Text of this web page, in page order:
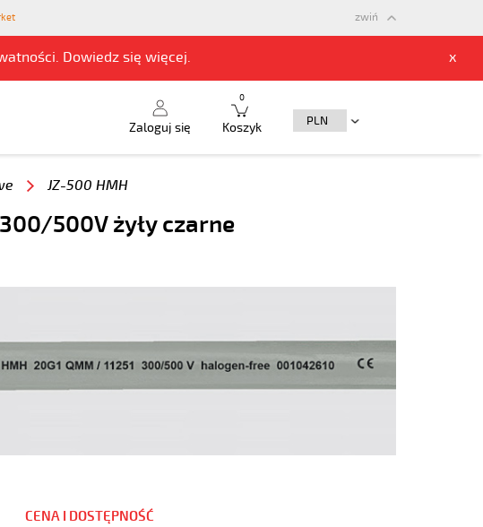
Dowiedz się więcej. x
zwiń
Zaloguj się Koszyk
0
JZ-500 HMH
500V żyły czarne
CENA I DOSTĘPNOŚĆ